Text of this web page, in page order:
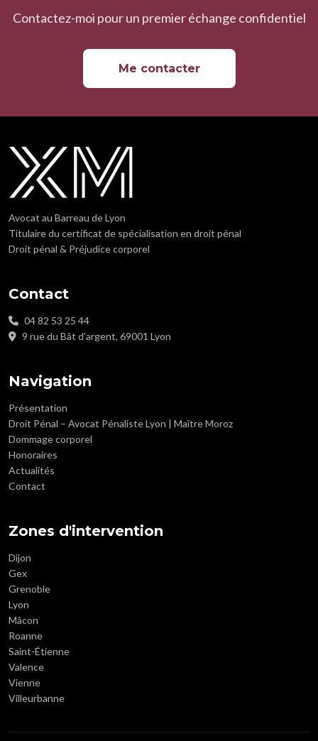
Contactez-moi pour un premier échange confidentiel
Me contacter
Avocat au Barreau de Lyon
Titulaire du certificat de spécialisation en droit pénal
Droit pénal & Préjudice corporel
Contact
04 82 53 25 44
9 rue du Bât d'argent, 69001 Lyon
Navigation
Présentation
Droit Pénal – Avocat Pénaliste Lyon | Maître Moroz
Dommage corporel
Honoraires
Actualités
Contact
Zones d'intervention
Dijon
Gex
Grenoble
Lyon
Mâcon
Roanne
Saint-Étienne
Valence
Vienne
Villeurbanne